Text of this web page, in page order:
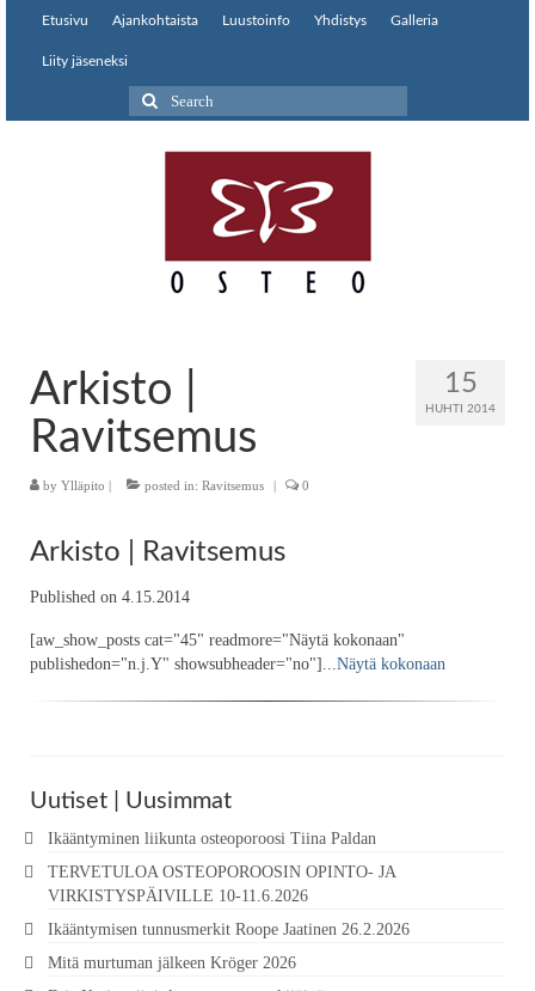
Etusivu Ajankohtaista Luustoinfo Yhdistys Galleria
Liity jäseneksi
Search
for:
15
HUHTI 2014
Arkisto |
Ravitsemus
by Ylläpito | posted in: Ravitsemus | 0
Arkisto | Ravitsemus
Published on 4.15.2014
[aw_show_posts cat="45" readmore="Näytä kokonaan"
publishedon="n.j.Y" showsubheader="no"]... Näytä kokonaan
Uutiset | Uusimmat
Ikääntyminen liikunta osteoporoosi Tiina Paldan
TERVETULOA OSTEOPOROOSIN OPINTO- JA
VIRKISTYSPÄIVILLE 10-11.6.2026
Ikääntymisen tunnusmerkit Roope Jaatinen 26.2.2026
Mitä murtuman jälkeen Kröger 2026